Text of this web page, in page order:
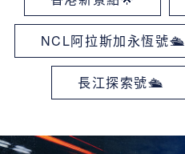
NCL阿拉斯加永恆號🛳
長江探索號🛳